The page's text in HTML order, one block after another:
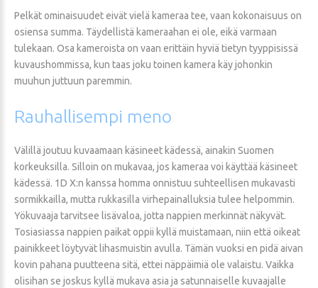
Pelkät ominaisuudet eivät vielä kameraa tee, vaan kokonaisuus on
osiensa summa. Täydellistä kameraahan ei ole, eikä varmaan
tulekaan. Osa kameroista on vaan erittäin hyviä tietyn tyyppisissä
kuvaushommissa, kun taas joku toinen kamera käy johonkin
muuhun juttuun paremmin.
Rauhallisempi meno
Välillä joutuu kuvaamaan käsineet kädessä, ainakin Suomen
korkeuksilla. Silloin on mukavaa, jos kameraa voi käyttää käsineet
kädessä. 1D X:n kanssa homma onnistuu suhteellisen mukavasti
sormikkailla, mutta rukkasilla virhepainalluksia tulee helpommin.
Yökuvaaja tarvitsee lisävaloa, jotta nappien merkinnät näkyvät.
Tosiasiassa nappien paikat oppii kyllä muistamaan, niin että oikeat
painikkeet löytyvät lihasmuistin avulla. Tämän vuoksi en pidä aivan
kovin pahana puutteena sitä, ettei näppäimiä ole valaistu. Vaikka
olisihan se joskus kyllä mukava asia ja satunnaiselle kuvaajalle